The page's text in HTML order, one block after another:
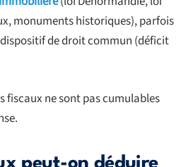
monuments historiques), parfois
dispositif de droit commun (déficit
fiscaux ne sont pas cumulables
peut-on déduire